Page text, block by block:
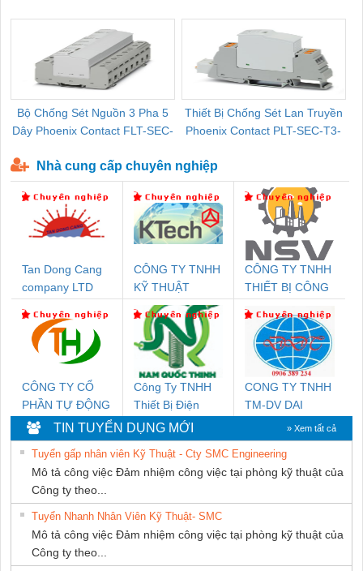
Bộ Chống Sét Nguồn 3 Pha 5
Dây Phoenix Contact FLT-SEC-
Thiết Bị Chống Sét Lan Truyền
Phoenix Contact PLT-SEC-T3-
Nhà cung cấp chuyên nghiệp
Tan Dong Cang
company LTD
CÔNG TY TNHH
KỸ THUẬT
KTECH VIỆT
NAM
CÔNG TY TNHH
THIẾT BỊ CÔNG
SETSUBI VIỆT
NAM
CÔNG TY CỔ
PHẦN TỰ ĐỘNG
TIẾN HƯNG
Công Ty TNHH
Thiết Bị Điện
Nam Quốc Thịnh
CONG TY TNHH
TM-DV DAI
DONG THANH
TIN TUYỂN DỤNG MỚI » Xem tất cả
Tuyển gấp nhân viên Kỹ Thuật - Cty SMC Engineering
Mô tả công việc Đảm nhiệm công việc tại phòng kỹ thuật của
Công ty theo...
Tuyển Nhanh Nhân Viên Kỹ Thuật- SMC
Mô tả công việc Đảm nhiệm công việc tại phòng kỹ thuật của
Công ty theo...